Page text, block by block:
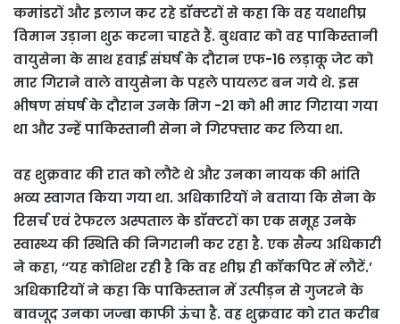
कमांडरों और इलाज कर रहे डॉक्टरों से कहा कि वह यथाशीघ्र
विमान उड़ाना शुरू करना चाहते हैं. बुधवार को वह पाकिस्तानी
वायुसेना के साथ हवाई संघर्ष के दौरान एफ-16 लड़ाकू जेट को
मार गिराने वाले वायुसेना के पहले पायलट बन गये थे. इस
भीषण संघर्ष के दौरान उनके मिग -21 को भी मार गिराया गया
था और उन्हें पाकिस्तानी सेना ने गिरफ्तार कर लिया था.
वह शुक्रवार की रात को लौटे थे और उनका नायक की भांति
भव्य स्वागत किया गया था. अधिकारियों ने बताया कि सेना के
रिसर्च एवं रेफरल अस्पताल के डॉक्टरों का एक समूह उनके
स्वास्थ्य की स्थिति की निगरानी कर रहा है. एक सैन्य अधिकारी
ने कहा, ‘‘यह कोशिश रही है कि वह शीघ्र ही कॉकपिट में लौटें.’
अधिकारियों ने कहा कि पाकिस्तान में उत्पीड़न से गुजरने के
बावजूद उनका जज्बा काफी ऊंचा है. वह शुक्रवार को रात करीब